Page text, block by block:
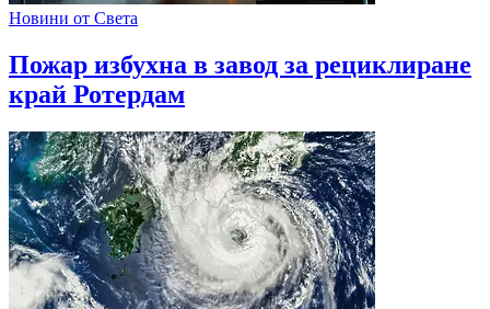
Новини от Света
Пожар избухна в завод за рециклиране
край Ротердам